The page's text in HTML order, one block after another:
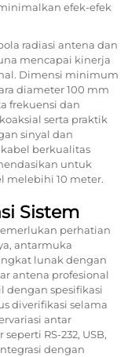
efek-efek
radiasi antena dan
mencapai kinerja
Dimensi minimum
diameter 100 mm
frekuensi dan
serta praktik
sinyal dan
berkualitas
untuk
melebihi 10 meter.
Sistem
perhatian
antarmuka
lunak dengan
antena profesional
dengan spesifikasi
diverifikasi selama
antar
RS-232, USB,
dengan